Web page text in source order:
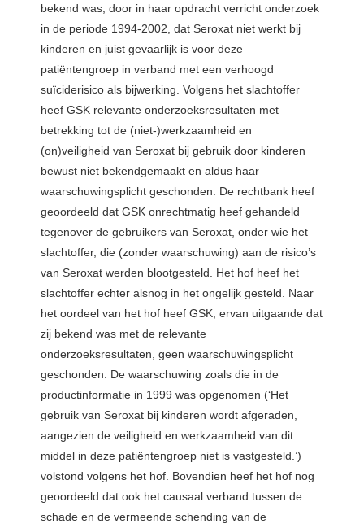
bekend was, door in haar opdracht verricht onderzoek
in de periode 1994-2002, dat Seroxat niet werkt bij
kinderen en juist gevaarlijk is voor deze
patiëntengroep in verband met een verhoogd
suïciderisico als bijwerking. Volgens het slachtoffer
heef GSK relevante onderzoeksresultaten met
betrekking tot de (niet-)werkzaamheid en
(on)veiligheid van Seroxat bij gebruik door kinderen
bewust niet bekendgemaakt en aldus haar
waarschuwingsplicht geschonden. De rechtbank heef
geoordeeld dat GSK onrechtmatig heef gehandeld
tegenover de gebruikers van Seroxat, onder wie het
slachtoffer, die (zonder waarschuwing) aan de risico’s
van Seroxat werden blootgesteld. Het hof heef het
slachtoffer echter alsnog in het ongelijk gesteld. Naar
het oordeel van het hof heef GSK, ervan uitgaande dat
zij bekend was met de relevante
onderzoeksresultaten, geen waarschuwingsplicht
geschonden. De waarschuwing zoals die in de
productinformatie in 1999 was opgenomen (‘Het
gebruik van Seroxat bij kinderen wordt afgeraden,
aangezien de veiligheid en werkzaamheid van dit
middel in deze patiëntengroep niet is vastgesteld.’)
volstond volgens het hof. Bovendien heef het hof nog
geoordeeld dat ook het causaal verband tussen de
schade en de vermeende schending van de